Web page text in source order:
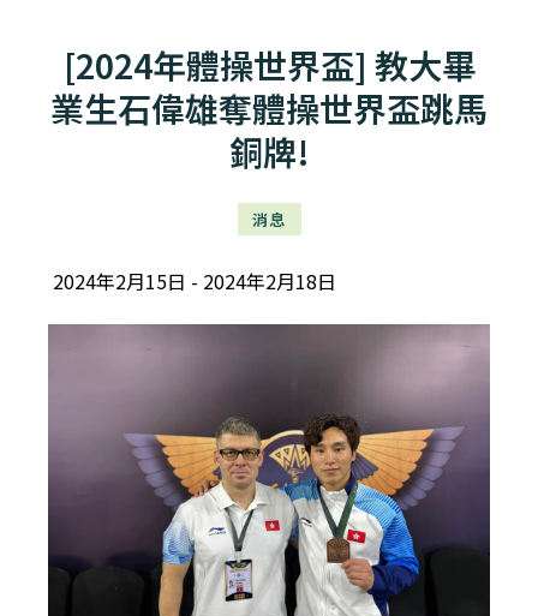
[2024年體操世界盃] 教大畢
業生石偉雄奪體操世界盃跳馬
銅牌!
消息
2024年2月15日 2024年2月18日